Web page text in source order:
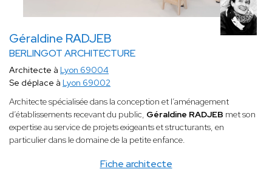
Géraldine RADJEB
BERLINGOT ARCHITECTURE
Fiche architecte
Architecte à Lyon 69004
Se déplace à Lyon 69002
Architecte spécialisée dans la conception et l’aménagement
d’établissements recevant du public, Géraldine RADJEB met son
expertise au service de projets exigeants et structurants, en
particulier dans le domaine de la petite enfance.